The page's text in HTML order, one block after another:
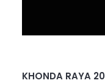
KHONDA RAYA